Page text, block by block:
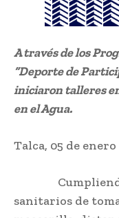
A través de los
“Deporte de
iniciaron talleres
en el Agua.
Talca, 05 de enero
Cumpliendo
sanitarios de